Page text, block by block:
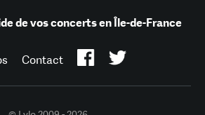
de vos concerts en Île-de-France
Contact